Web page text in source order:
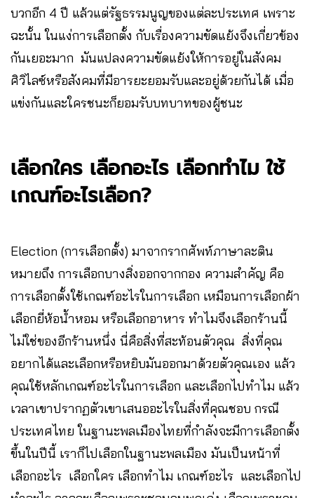
บวกอีก 4 ปี แล้วแต่รัฐธรรมนูญของแต่ละประเทศ เพราะ
ฉะนั้น ในแง่การเลือกตั้ง กับเรื่องความขัดแย้งจึงเกี่ยวข้อง
กันเยอะมาก มันแปลงความขัดแย้งให้การอยู่ในสังคม
ศิวิไลซ์หรือสังคมที่มีอารยะยอมรับและอยู่ด้วยกันได้ เมื่อ
แข่งกันและใครชนะก็ยอมรับบทบาทของผู้ชนะ
เลือกใคร เลือกอะไร เลือกทำไม ใช้
เกณฑ์อะไรเลือก?
Election (การเลือกตั้ง) มาจากรากศัพท์ภาษาละติน
หมายถึง การเลือกบางสิ่งออกจากกอง ความสำคัญ คือ
การเลือกตั้งใช้เกณฑ์อะไรในการเลือก เหมือนการเลือกผ้า
เลือกยี่ห้อน้ำหอม หรือเลือกอาหาร ทำไมจึงเลือกร้านนี้
ไม่ใช่ของอีกร้านหนึ่ง นี่คือสิ่งที่สะท้อนตัวคุณ สิ่งที่คุณ
อยากได้และเลือกหรือหยิบมันออกมาด้วยตัวคุณเอง แล้ว
คุณใช้หลักเกณฑ์อะไรในการเลือก และเลือกไปทำไม แล้ว
เวลาเขาปรากฏตัวเขาเสนออะไรในสิ่งที่คุณชอบ กรณี
ประเทศไทย ในฐานะพลเมืองไทยที่กำลังจะมีการเลือกตั้ง
ขึ้นในปีนี้ เราก็ไปเลือกในฐานะพลเมือง มันเป็นหน้าที่
เลือกอะไร เลือกใคร เลือกทำไม เกณฑ์อะไร และเลือกไป